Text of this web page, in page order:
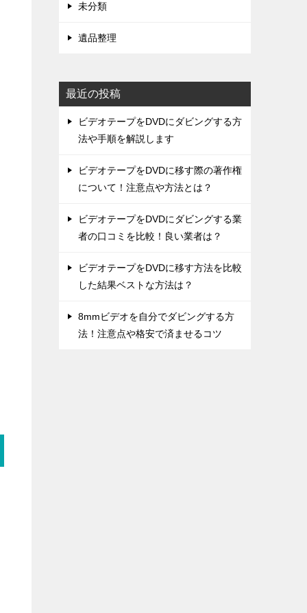
未分類
遺品整理
最近の投稿
ビデオテープをDVDにダビングする方
法や手順を解説します
ビデオテープをDVDに移す際の著作権
について！注意点や方法とは？
ビデオテープをDVDにダビングする業
者の口コミを比較！良い業者は？
ビデオテープをDVDに移す方法を比較
した結果ベストな方法は？
8mmビデオを自分でダビングする方
法！注意点や格安で済ませるコツ